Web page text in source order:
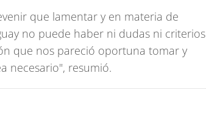
que lamentar y en materia de
no puede haber ni dudas ni criterios
que nos pareció oportuna tomar y
necesario", resumió.